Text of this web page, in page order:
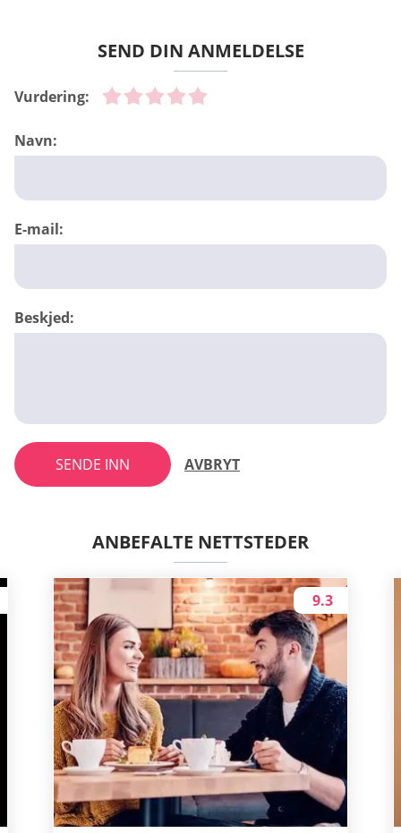
SEND DIN ANMELDELSE
Vurdering:
Navn:
E-mail:
Beskjed:
SENDE INN AVBRYT
ANBEFALTE NETTSTEDER
9.3